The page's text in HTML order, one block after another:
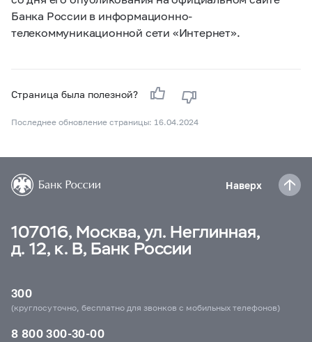
Банка России в информационно-
телекоммуникационной сети «Интернет».
Страница была полезной?
Последнее обновление страницы: 16.04.2024
Наверх
107016, Москва, ул. Неглинная,
д. 12, к. В, Банк России
300
(круглосуточно, бесплатно для звонков с мобильных телефонов)
8 800 300-30-00